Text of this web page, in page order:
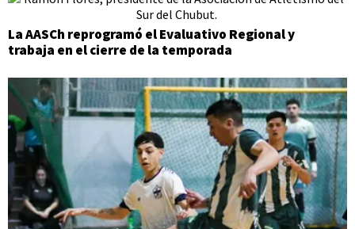
La AASCh reprogramó el Evaluativo Regional y
trabaja en el cierre de la temporada